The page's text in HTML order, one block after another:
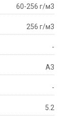
60-256 г/м3
256 г/м3
-
A3
-
5.2